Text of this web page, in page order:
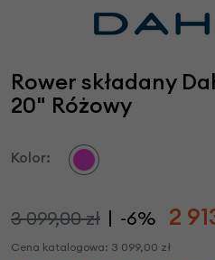
Rower składany
20" Różowy
Kolor:
3 099,00 zł -6% 2
Cena katalogowa: 3 099,00 zł